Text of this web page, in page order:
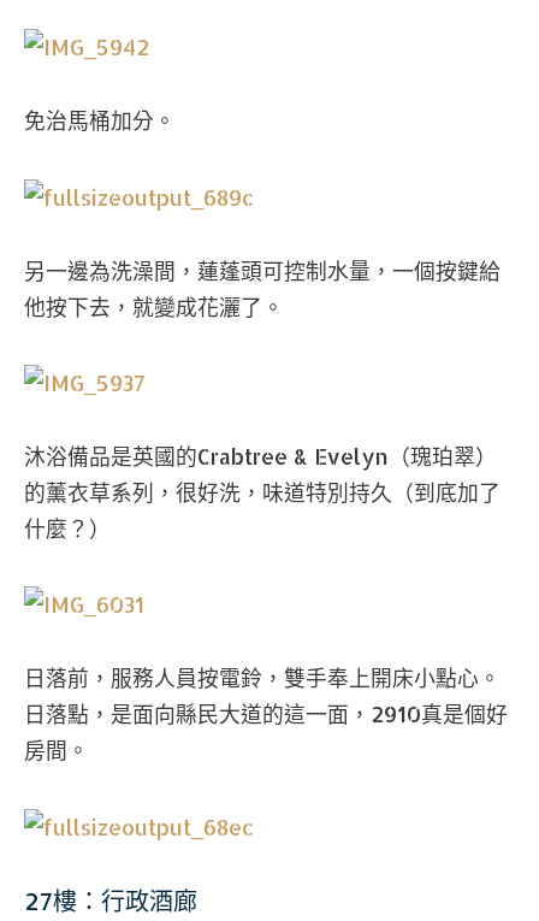
免治馬桶加分。
另一邊為洗澡間，蓮蓬頭可控制水量，一個按鍵給
他按下去，就變成花灑了。
沐浴備品是英國的Crabtree & Evelyn（瑰珀翠）
的薰衣草系列，很好洗，味道特別持久（到底加了
什麼？）
日落前，服務人員按電鈴，雙手奉上開床小點心。
日落點，是面向縣民大道的這一面，2910真是個好
房間。
27樓：行政酒廊